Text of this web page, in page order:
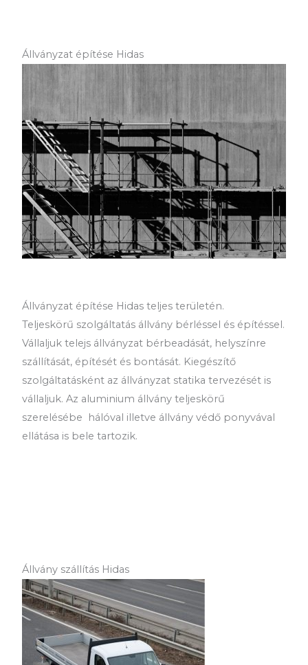
Állványzat építése Hidas
Állványzat építése Hidas teljes területén.
Teljeskörű szolgáltatás állvány bérléssel és építéssel.
Vállaljuk telejs állványzat bérbeadását, helyszínre
szállítását, építését és bontását. Kiegészítő
szolgáltatásként az állványzat statika tervezését is
vállaljuk. Az aluminium állvány teljeskörű
szerelésébe hálóval illetve állvány védő ponyvával
ellátása is bele tartozik.
Állvány szállítás Hidas